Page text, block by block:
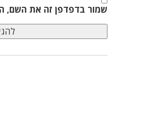
שמור בדפדפן זה את השם,